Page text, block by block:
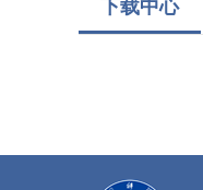
下载中心